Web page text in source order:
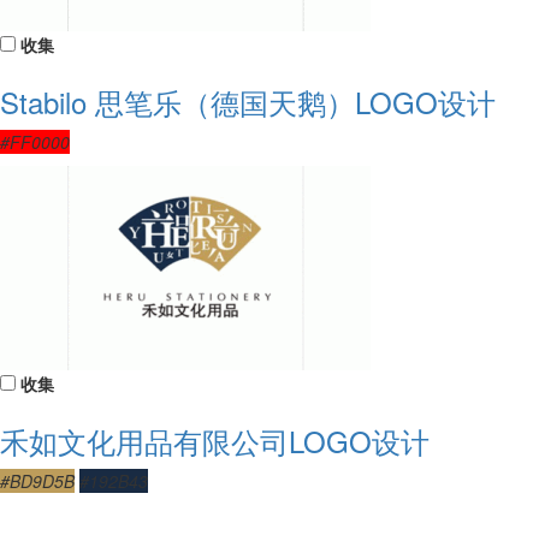
收集
Stabilo 思笔乐（德国天鹅）LOGO设计
#FF0000
收集
禾如文化用品有限公司LOGO设计
#BD9D5B #192B43